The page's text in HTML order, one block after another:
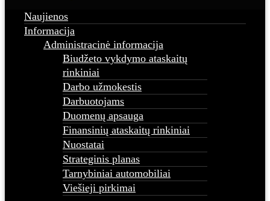
Naujienos
Informacija
Administracinė informacija
Biudžeto vykdymo ataskaitų
rinkiniai
Darbo užmokestis
Darbuotojams
Duomenų apsauga
Finansinių ataskaitų rinkiniai
Nuostatai
Strateginis planas
Tarnybiniai automobiliai
Viešieji pirkimai